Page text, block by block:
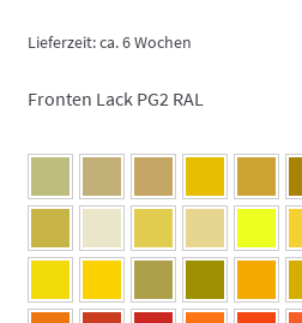
Lieferzeit:ca. 6 Wochen
Fronten Lack PG2 RAL